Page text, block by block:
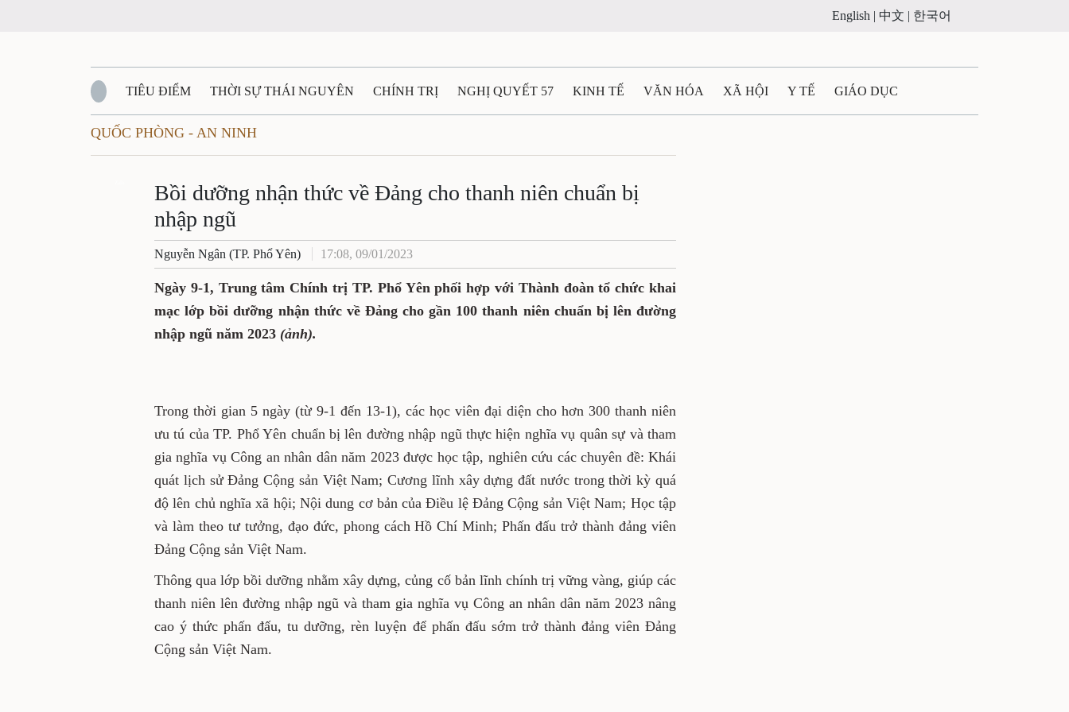
English | 中文 | 한국어
TIÊU ĐIỂM THỜI SỰ THÁI NGUYÊN CHÍNH TRỊ NGHỊ QUYẾT 57 KINH TẾ VĂN HÓA XÃ HỘI Y TẾ GIÁO DỤC
QUỐC PHÒNG - AN NINH
QUÊ HƯƠNG - ĐẤT NƯỚC QUỐC TẾ TÀI NGUYÊN - MÔI TRƯỜNG THỂ THAO THÔNG TIN - QUẢNG CÁO
VĂN BẢN, CHÍNH SÁCH MỚI
QUỐC PHÒNG - AN NINH
Bồi dưỡng nhận thức về Đảng cho thanh niên chuẩn bị
nhập ngũ
Nguyễn Ngân (TP. Phổ Yên) 17:08, 09/01/2023
Ngày 9-1, Trung tâm Chính trị TP. Phổ Yên phối hợp với Thành đoàn tổ chức khai
mạc lớp bồi dưỡng nhận thức về Đảng cho gần 100 thanh niên chuẩn bị lên đường
nhập ngũ năm 2023 (ảnh).
Trong thời gian 5 ngày (từ 9-1 đến 13-1), các học viên đại diện cho hơn 300 thanh niên
ưu tú của TP. Phổ Yên chuẩn bị lên đường nhập ngũ thực hiện nghĩa vụ quân sự và tham
gia nghĩa vụ Công an nhân dân năm 2023 được học tập, nghiên cứu các chuyên đề: Khái
quát lịch sử Đảng Cộng sản Việt Nam; Cương lĩnh xây dựng đất nước trong thời kỳ quá
độ lên chủ nghĩa xã hội; Nội dung cơ bản của Điều lệ Đảng Cộng sản Việt Nam; Học tập
và làm theo tư tưởng, đạo đức, phong cách Hồ Chí Minh; Phấn đấu trở thành đảng viên
Đảng Cộng sản Việt Nam.
Thông qua lớp bồi dưỡng nhằm xây dựng, củng cố bản lĩnh chính trị vững vàng, giúp các
thanh niên lên đường nhập ngũ và tham gia nghĩa vụ Công an nhân dân năm 2023 nâng
cao ý thức phấn đấu, tu dưỡng, rèn luyện để phấn đấu sớm trở thành đảng viên Đảng
Cộng sản Việt Nam.